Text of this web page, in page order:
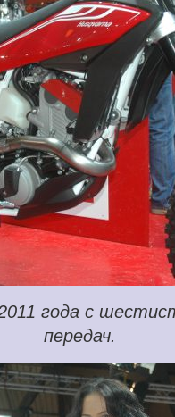
года с
передач.